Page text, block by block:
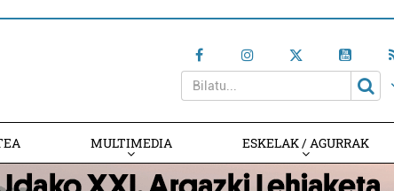
MULTIMEDIA ESKELAK / AGURRAK